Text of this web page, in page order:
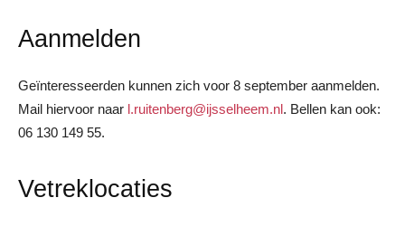
Aanmelden
Geïnteresseerden kunnen zich voor 8 september aanmelden.
Mail hiervoor naar l.ruitenberg@ijsselheem.nl. Bellen kan ook:
06 130 149 55.
Vetreklocaties